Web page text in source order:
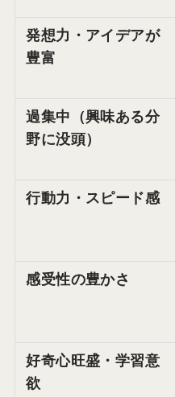
発想力・アイデアが
豊富
過集中（興味ある分
野に没頭）
行動力・スピード感
感受性の豊かさ
好奇心旺盛・学習意
欲